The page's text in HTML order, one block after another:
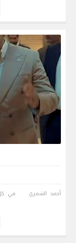
أحمد الشمري في كل